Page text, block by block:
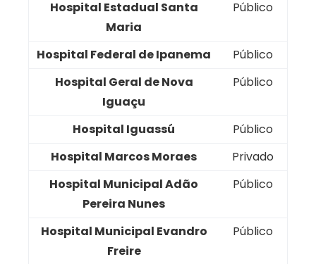
Hospital Estadual Santa
Maria
Público
Hospital Federal de Ipanema
Público
Hospital Geral de Nova
Iguaçu
Público
Hospital Iguassú
Público
Hospital Marcos Moraes
Privado
Hospital Municipal Adão
Pereira Nunes
Público
Hospital Municipal Evandro
Freire
Público